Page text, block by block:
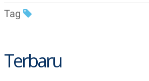
ES
K
Tag
Terbaru